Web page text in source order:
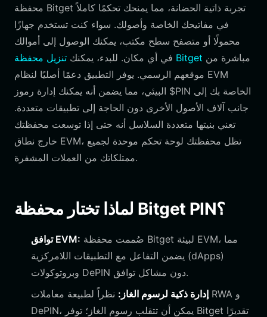
محفظة Bitget تجربة ذاتية الحضانة، مما يمنحك تحكمًا كاملاً
في مفاتيحك الخاصة وأصولك. سواء كنت تستخدم جهازًا
محمولًا أو متصفح سطح مكتب، يمكنك الوصول إلى أموالك
في أي مكان. للبدء، يمكنك تنزيل محفظة Bitget
موقعهم الرسمي. يوفر التطبيق دعمًا أصليًا لنظام EVM
البيئي، مما يضمن أنه يمكنك إدارة رموز $PIN الخاصة بك إلى
جانب آلاف الأصول الأخرى دون الحاجة إلى تطبيقات متعددة.
تعني بنيتها متعددة السلاسل أنه حتى إذا توسعت محفظتك
خارج نطاق EVM، تظل محفظتك لوحة تحكم موحدة لجميع
ممتلكاتك من العملات المشفرة.
لماذا تختار محفظة Bitget PIN؟
توافق EVM:
يضمن التفاعل مع التطبيقات اللامركزية (dApps)
وبروتوكولات DePIN دون مشاكل توافق.
إدارة ذكية لرسوم الغاز: نظراً لطبيعة معاملات RWA و
DePIN، يمكن أن تتقلب رسوم الغاز؛ توفر Bitget تقديرًا